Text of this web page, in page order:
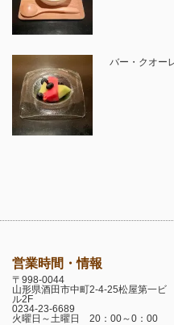
バー・クオー
営業時間・情報
〒998-0044
山形県酒田市中町2-4-25松屋第一ビ
ル2F
0234-23-6689
火曜日～土曜日 20：00～0：00